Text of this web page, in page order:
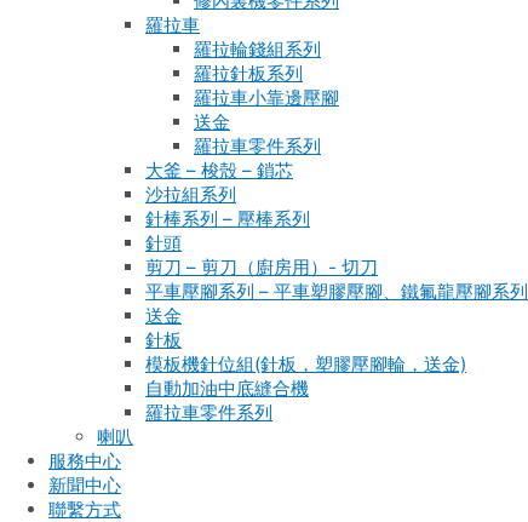
羅拉車
羅拉輪錢組系列
羅拉針板系列
羅拉車小靠邊壓腳
送金
羅拉車零件系列
大釜 – 梭殼 – 鎖芯
沙拉組系列
針棒系列 – 壓棒系列
針頭
剪刀 – 剪刀（廚房用）- 切刀
平車壓腳系列 – 平車塑膠壓腳、鐵氟龍壓腳系列
送金
針板
模板機針位組(針板，塑膠壓腳輪，送金)
自動加油中底縫合機
羅拉車零件系列
喇叭
服務中心
新聞中心
聯繫方式